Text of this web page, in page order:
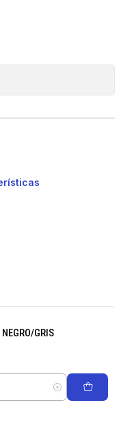
GRIS